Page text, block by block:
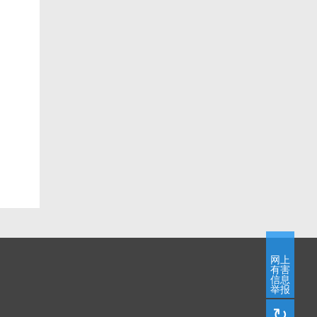
网上
有害
信息
举报